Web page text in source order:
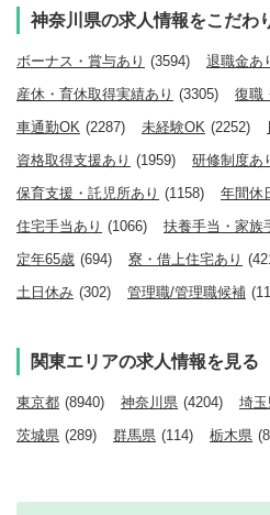
神奈川県の求人情報をこだわ
ボーナス・賞与あり (3594) 退職金あ
産休・育休取得実績あり (3305) 復職
車通勤OK (2287) 未経験OK (2252)
資格取得支援あり (1959) 研修制度あ
保育支援・託児所あり (1158) 年間休
住宅手当あり (1066) 扶養手当・家族
定年65歳 (694) 寮・借上住宅あり
土日休み (302) 管理職/管理職候補
関東エリアの求人情報を見る
東京都 (8940) 神奈川県 (4204) 埼玉
茨城県 (289) 群馬県 (114) 栃木県